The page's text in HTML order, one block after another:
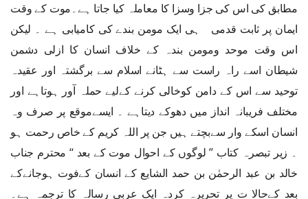
مطابق کی اس کی جزا وسزا کا معاملہ کیا جاتا ہے۔موت کے وقت
ایمان پر ثابت قدمی ہی ایک مومن بندے کی کامیابی ہے ۔ لیکن
اس وقت موحد ومومن بندہ کے خلاف انسان کا ازلی دشمن
شیطان اسے راہ راست سے ہٹانے اسلام سے برگشتہ اور عقیدہ
توحید سے اس کے دامن کوخالی کرنے کےلیے حملہ آور ہوتاہے اور
مختلف فریبانہ انداز میں دھوکے دیتاہے ۔ ایسےموقع پر صرف وہ
انسان اسکے وار سےبچتے ہیں جن پر اللہ کریم کے خاص رحمت ہو
۔ زیر تبصرہ کتاب ’’ لوگوں کے احوال موت کے بعد ‘‘ محترم جناب
خالد بن عبد الرحمٰن بن حمد الشایع کے انسان کےفوت ہوجانےکے
بعد کےحالا ت پر تحریرہ کردہ ایک عربی رسالہ کا ترجمہ ہے۔